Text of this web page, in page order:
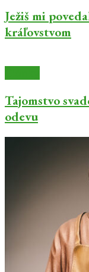
Ježiš mi
kráľovstvom
Tajomstvo
odevu